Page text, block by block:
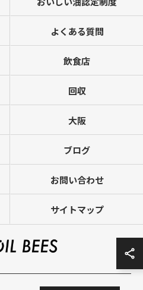
よくある質問
飲食店
回収
大阪
ブログ
お問い合わせ
サイトマップ